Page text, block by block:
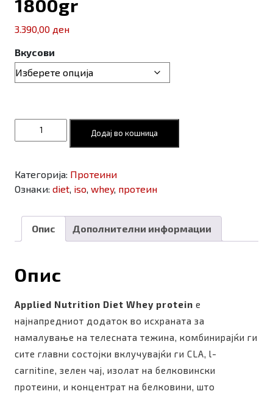
1800gr
3.390,00 ден
Вкусови
Applied
Nutrition
Whey
-
Protein
1800gr
количина
Додај во кошница
Категорија: Протеини
Ознаки: diet, iso, whey, протеин
Опис Дополнителни информации
Опис
Applied Nutrition Diet Whey protein е
најнапредниот додаток во исхраната за
намалување на телесната тежина, комбинирајќи ги
сите главни состојки вклучувајќи ги CLA, l-
carnitine, зелен чај, изолат на белковински
протеини, и концентрат на белковини, што